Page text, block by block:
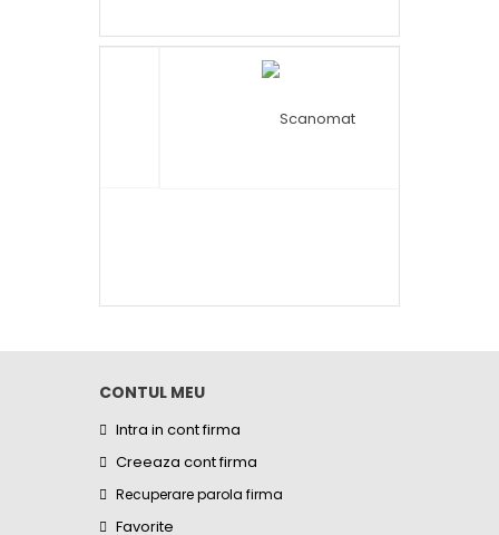
CONTUL MEU
Intra in cont firma
Creeaza cont firma
Recuperare parola firma
Favorite